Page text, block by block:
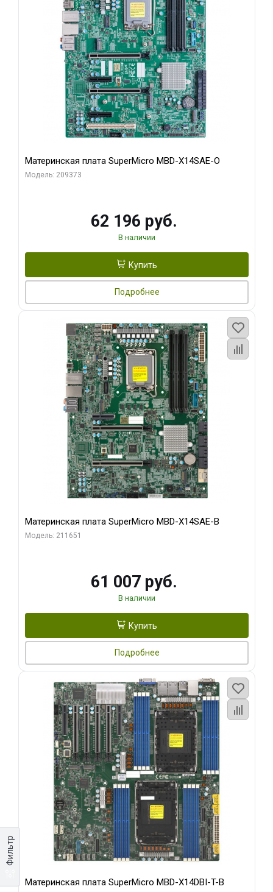
Фильтр
Материнская плата SuperMicro MBD-X14SAE-O
Модель: 209373
62 196 руб.
В наличии
Купить
Подробнее
Материнская плата SuperMicro MBD-X14SAE-B
Модель: 211651
61 007 руб.
В наличии
Купить
Подробнее
Материнская плата SuperMicro MBD-X14DBI-T-B